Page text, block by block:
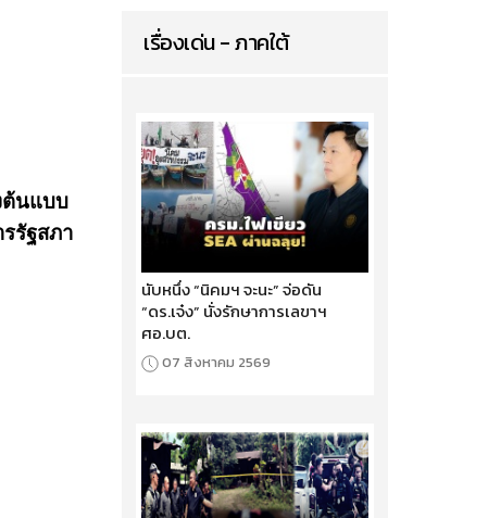
ต้นแบบ
รัฐสภา
เรื่องเด่น - ภาคใต้
นับหนึ่ง “นิคมฯ จะนะ” จ่อดัน
“ดร.เจ๋ง” นั่งรักษาการเลขาฯ
ศอ.บต.
07 สิงหาคม 2569